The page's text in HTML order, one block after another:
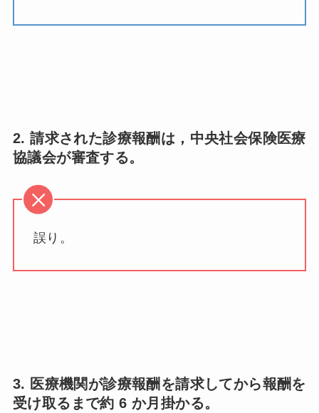
2. 請求された診療報酬は，中央社会保険医療
協議会が審査する。
誤り。
3. 医療機関が診療報酬を請求してから報酬を
受け取るまで約 6 か月掛かる。